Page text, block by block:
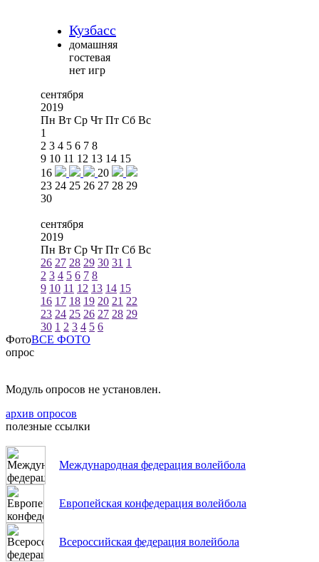
Кузбасс
домашняя
гостевая
нет игр
сентября
2019
Пн Вт Ср Чт Пт Сб Вс
1
2 3 4 5 6 7 8
9 10 11 12 13 14 15
16
20
23 24 25 26 27 28 29
30
сентября
2019
Пн Вт Ср Чт Пт Сб Вс
26 27 28 29 30 31 1
2 3 4 5 6 7 8
9 10 11 12 13 14 15
16 17 18 19 20 21 22
23 24 25 26 27 28 29
30 1 2 3 4 5 6
ФотоВСЕ ФОТО
опрос
Модуль опросов не установлен.
архив опросов
полезные ссылки
Международная федерация волейбола
Европейская конфедерация волейбола
Всероссийская федерация волейбола